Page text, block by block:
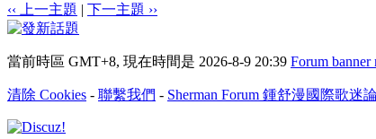
‹‹ 上一主題 | 下一主題 ››
當前時區 GMT+8, 現在時間是 2026-8-9 20:39 Forum banner
清除 Cookies - 聯繫我們 - Sherman Forum 鍾舒漫國際歌迷